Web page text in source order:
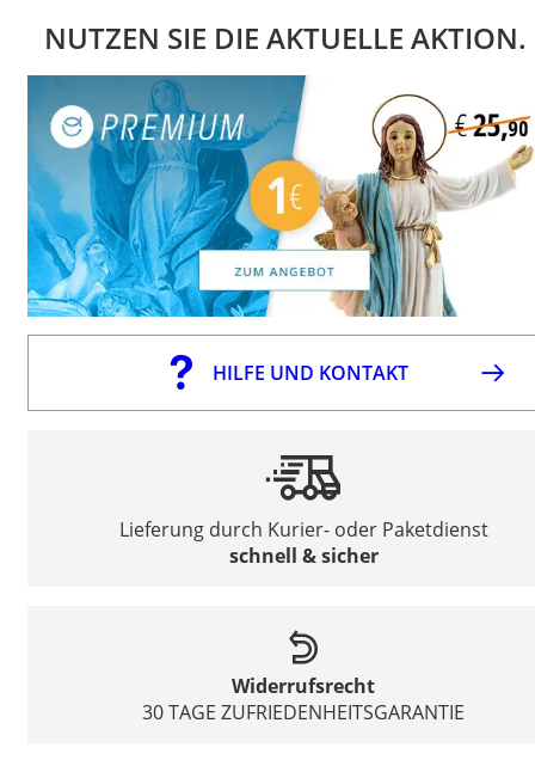
NUTZEN SIE DIE AKTUELLE AKTION.
HILFE UND KONTAKT
Lieferung durch Kurier- oder Paketdienst
schnell & sicher
Widerrufsrecht
30 TAGE ZUFRIEDENHEITSGARANTIE